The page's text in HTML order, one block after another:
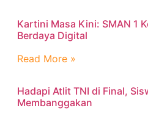
Kartini Masa Kini: SMAN 1
Berdaya Digital
Read More »
Hadapi Atlit TNI di Final,
Membanggakan